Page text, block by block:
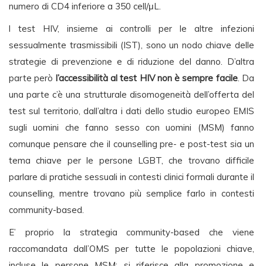
numero di CD4 inferiore a 350 cell/μL.
l test HIV, insieme ai controlli per le altre infezioni
sessualmente trasmissibili (IST), sono un nodo chiave delle
strategie di prevenzione e di riduzione del danno. D’altra
parte però l’accessibilità al test HIV non è sempre facile. Da
una parte c’è una strutturale disomogeneità dell’offerta del
test sul territorio, dall’altra i dati dello studio europeo EMIS
sugli uomini che fanno sesso con uomini (MSM) fanno
comunque pensare che il counselling pre- e post-test sia un
tema chiave per le persone LGBT, che trovano difficile
parlare di pratiche sessuali in contesti clinici formali durante il
counselling, mentre trovano più semplice farlo in contesti
community-based.
E’ proprio la strategia community-based che viene
raccomandata dall’OMS per tutte le popolazioni chiave,